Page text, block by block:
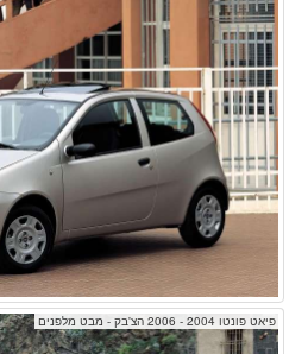
פיאט פונטו 2004 - 2006 הצ'בק - מבט מלפנים